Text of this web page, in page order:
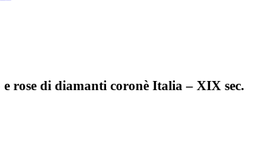
rose di diamanti coronè Italia – XIX sec.